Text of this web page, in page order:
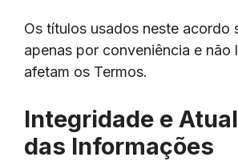
Os títulos usados neste acordo
apenas por conveniência e não
afetam os Termos.
Integridade e
das Informações